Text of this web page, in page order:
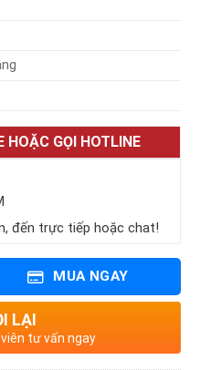
HOẶC GỌI HOTLINE
đến trực tiếp hoặc chat!
MUA NGAY
LẠI
tư vấn ngay